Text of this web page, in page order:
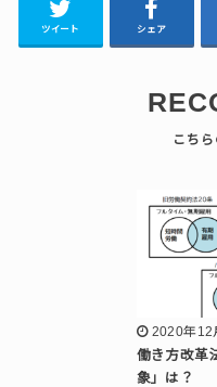
ツイート シェア
2020年12
働き方改革
象」は？